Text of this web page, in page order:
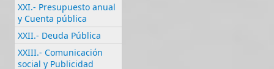
XXI.- Presupuesto anual
y Cuenta pública
XXII.- Deuda Pública
XXIII.- Comunicación
social y Publicidad